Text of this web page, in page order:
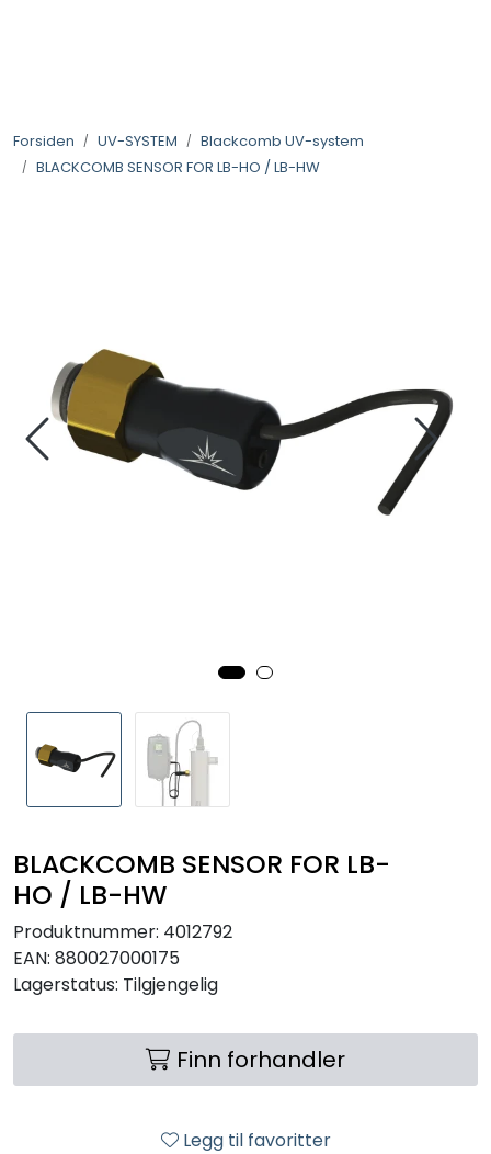
Forsiden UV-SYSTEM
Blackcomb UV-system
BLACKCOMB SENSOR FOR LB-HO / LB-HW
BLACKCOMB SENSOR FOR LB-
HO / LB-HW
Produktnummer: 4012792
EAN: 880027000175
Lagerstatus: Tilgjengelig
Finn forhandler
Legg til favoritter
FILTERHUS
VANNRENSESYSTEM
UV-SYSTEM
ANALYSEVERKTØY
KJEMIKALIER
FILTERMEDIA
VARMEANLEGG
LEGIONELLA